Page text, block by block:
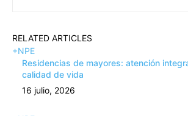
RELATED ARTICLES
+NPE
Residencias de mayores: atención
calidad de vida
16 julio, 2026